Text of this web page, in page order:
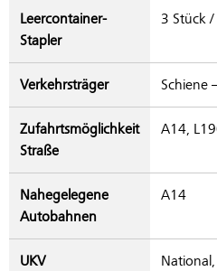
Leercontainer-
Stapler
3 Stück
Verkehrsträger Schiene
Zufahrtsmöglichkeit
Straße
A14,
Nahegelegene
Autobahnen
A14
UKV